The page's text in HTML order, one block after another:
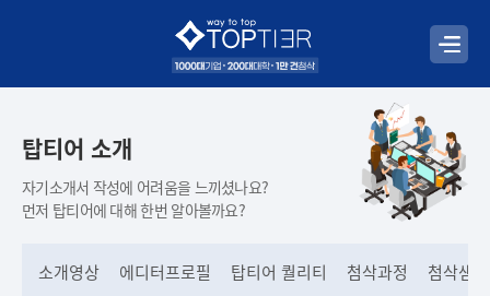
탑티어 소개
자기소개서 작성에 어려움을 느끼셨나요?
먼저 탑티어에 대해 한번 알아볼까요?
소개영상 에디터프로필 탑티어 퀄리티 첨삭과정 첨삭샘플